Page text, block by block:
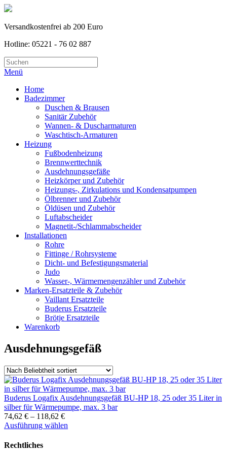
Versandkostenfrei ab 200 Euro
Hotline: 05221 - 76 02 887
Menü
Home
Badezimmer
Duschen & Brausen
Sanitär Zubehör
Wannen- & Duscharmaturen
Waschtisch-Armaturen
Heizung
Fußbodenheizung
Brennwerttechnik
Ausdehnungsgefäße
Heizkörper und Zubehör
Heizungs-, Zirkulations und Kondensatpumpen
Ölbrenner und Zubehör
Öldüsen und Zubehör
Luftabscheider
Magnetit-/Schlammabscheider
Installationen
Rohre
Fittinge / Rohrsysteme
Dicht- und Befestigungsmaterial
Judo
Wasser-, Wärmemengenzähler und Zubehör
Marken-Ersatzteile & Zubehör
Vaillant Ersatzteile
Buderus Ersatzteile
Brötje Ersatzteile
Warenkorb
Ausdehnungsgefäß
Buderus Logafix Ausdehnungsgefäß BU-HP 18, 25 oder 35 Liter in
silber für Wärmepumpe, max. 3 bar
74,62 € – 118,62 €
Ausführung wählen
Rechtliches